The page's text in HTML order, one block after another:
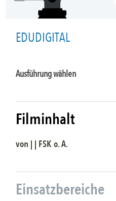
EDUDIGITAL
Ausführung wählen
Filminhalt
von | | FSKo. A.
Einsatzbereiche